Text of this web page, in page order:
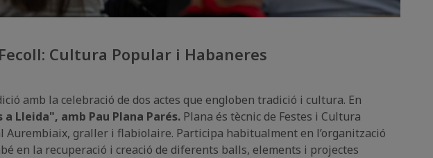
Cultura Popular i Habaneres
amb la celebració de dos actes que engloben tradició i cultura. En
Lleida", amb Pau Plana Parés. Plana és tècnic de Festes i Cultura
Aurembiaix, graller i flabiolaire. Participa habitualment en l’organització
en la recuperació i creació de diferents balls, elements i projectes